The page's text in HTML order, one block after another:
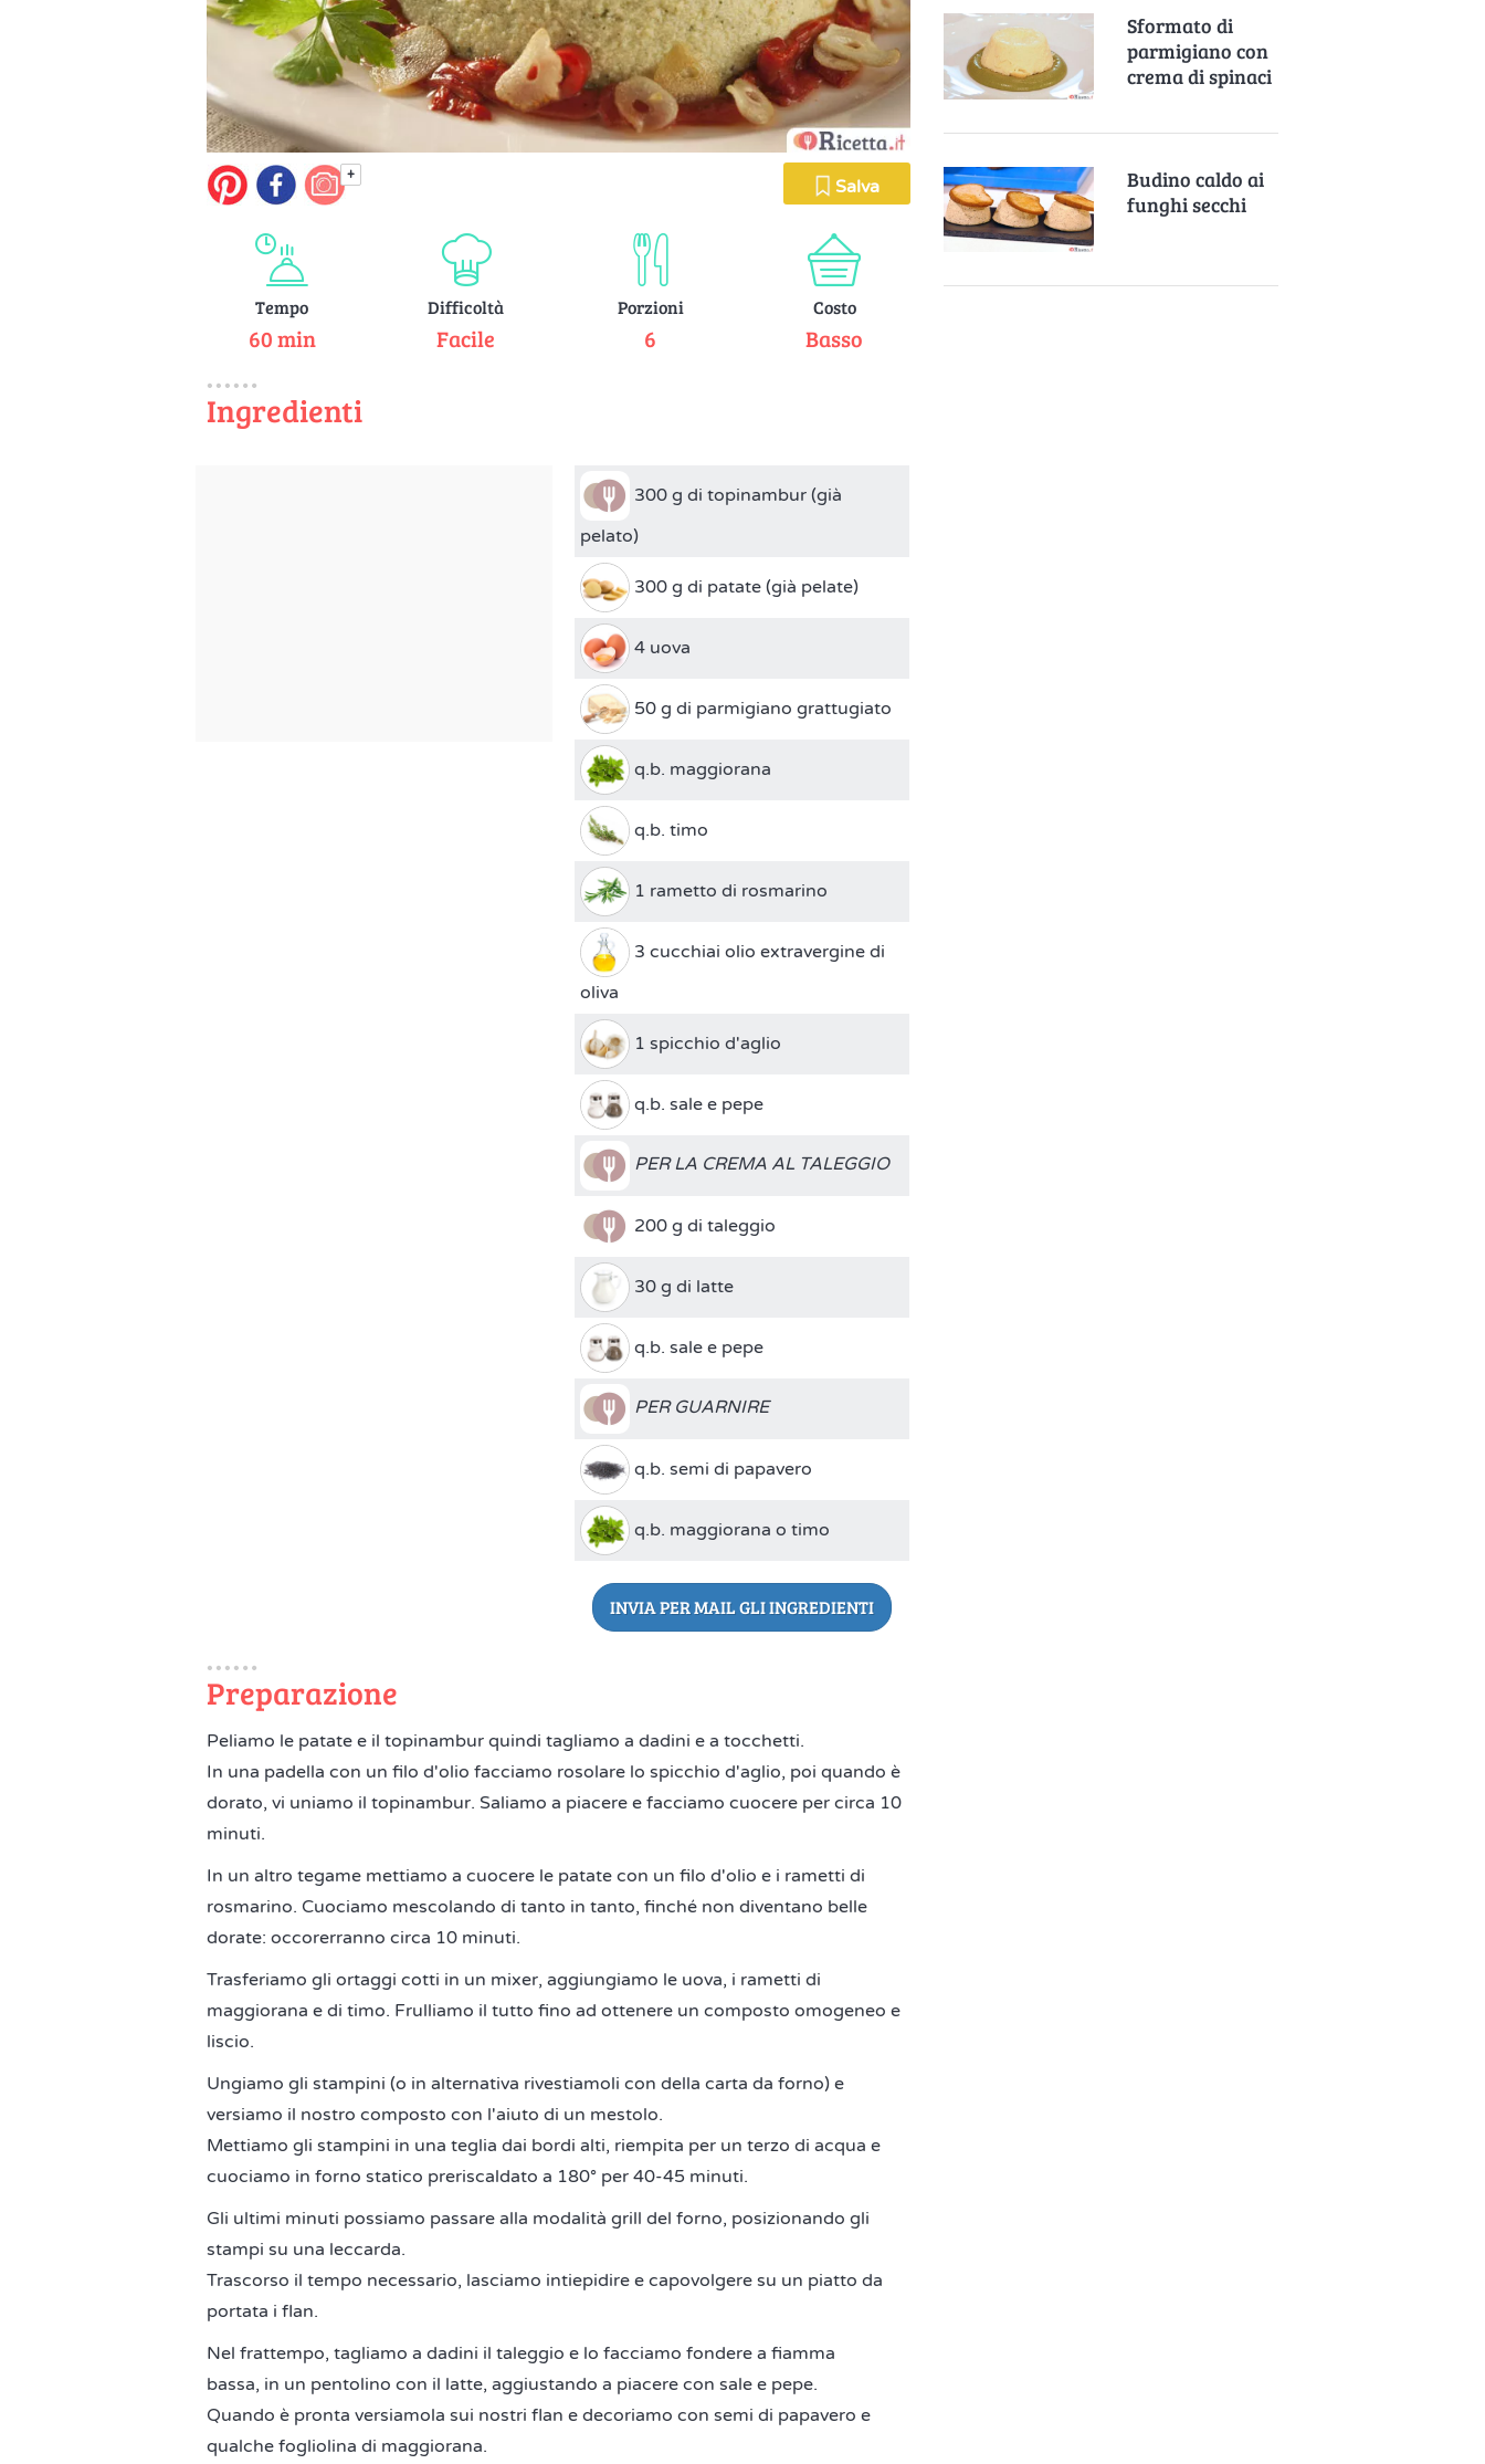
+
Salva
Tempo
60 min
Difficoltà
Facile
Porzioni
6
Costo
Basso
Ingredienti
300 g di topinambur (già
pelato)
300 g di patate (già pelate)
4 uova
50 g di parmigiano grattugiato
q.b. maggiorana
q.b. timo
1 rametto di rosmarino
3 cucchiai olio extravergine di
oliva
1 spicchio d'aglio
q.b. sale e pepe
PER LA CREMA AL TALEGGIO
200 g di taleggio
30 g di latte
q.b. sale e pepe
PER GUARNIRE
q.b. semi di papavero
q.b. maggiorana o timo
INVIA PER MAIL GLI INGREDIENTI
Preparazione
Peliamo le patate e il topinambur quindi tagliamo a dadini e a tocchetti.
In una padella con un filo d'olio facciamo rosolare lo spicchio d'aglio, poi quando è
dorato, vi uniamo il topinambur. Saliamo a piacere e facciamo cuocere per circa 10
minuti.
In un altro tegame mettiamo a cuocere le patate con un filo d'olio e i rametti di
rosmarino. Cuociamo mescolando di tanto in tanto, finché non diventano belle
dorate: occorerranno circa 10 minuti.
Trasferiamo gli ortaggi cotti in un mixer, aggiungiamo le uova, i rametti di
maggiorana e di timo. Frulliamo il tutto fino ad ottenere un composto omogeneo e
liscio.
Ungiamo gli stampini (o in alternativa rivestiamoli con della carta da forno) e
versiamo il nostro composto con l'aiuto di un mestolo.
Mettiamo gli stampini in una teglia dai bordi alti, riempita per un terzo di acqua e
cuociamo in forno statico preriscaldato a 180° per 40-45 minuti.
Gli ultimi minuti possiamo passare alla modalità grill del forno, posizionando gli
stampi su una leccarda.
Trascorso il tempo necessario, lasciamo intiepidire e capovolgere su un piatto da
portata i flan.
Nel frattempo, tagliamo a dadini il taleggio e lo facciamo fondere a fiamma
bassa, in un pentolino con il latte, aggiustando a piacere con sale e pepe.
Quando è pronta versiamola sui nostri flan e decoriamo con semi di papavero e
qualche fogliolina di maggiorana.
Sformato di
parmigiano con
crema di spinaci
Budino caldo ai
funghi secchi